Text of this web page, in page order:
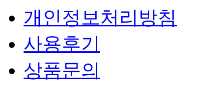
개인정보처리방침
사용후기
상품문의